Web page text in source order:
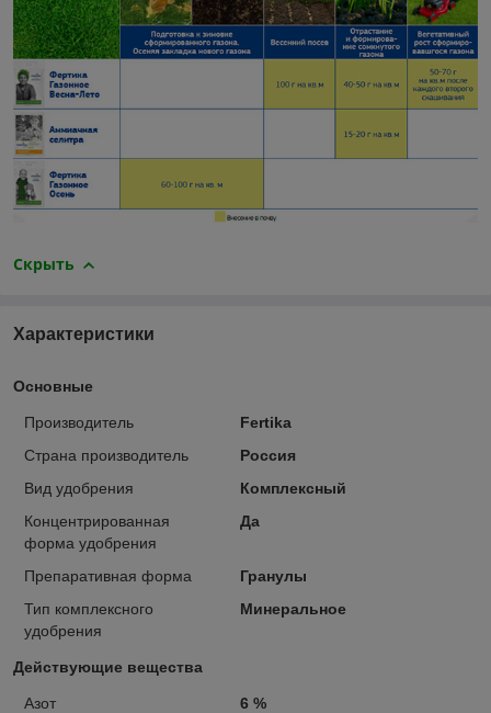
Скрыть
Характеристики
Основные
Производитель
Fertika
Страна производитель
Россия
Вид удобрения
Комплексный
Концентрированная
форма удобрения
Да
Препаративная форма
Гранулы
Тип комплексного
удобрения
Минеральное
Действующие вещества
Азот
6 %